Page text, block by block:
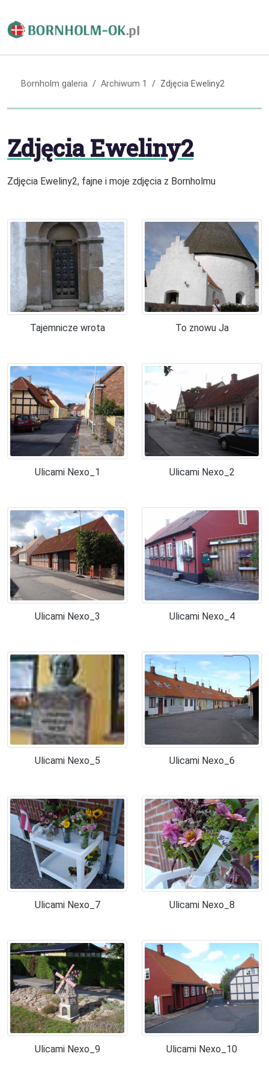
Bornholm galeria Archiwum 1 Zdjęcia Eweliny2
Zdjęcia Eweliny2
Zdjęcia Eweliny2, fajne i moje zdjęcia z Bornholmu
Tajemnicze wrota To znowu Ja
Ulicami Nexo_1 Ulicami Nexo_2
Ulicami Nexo_3 Ulicami Nexo_4
Ulicami Nexo_5 Ulicami Nexo_6
Ulicami Nexo_7 Ulicami Nexo_8
Ulicami Nexo_9 Ulicami Nexo_10